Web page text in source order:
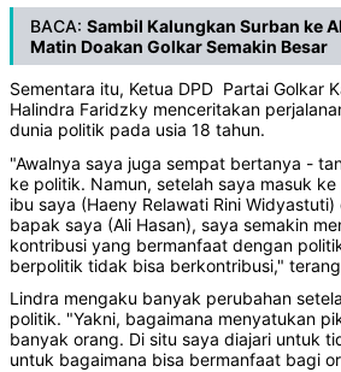
BACA: Sambil Kalungkan Surban ke
Matin Doakan Golkar Semakin Besar
Sementara itu, Ketua DPD Partai Golkar
Halindra Faridzky menceritakan
dunia politik pada usia 18 tahun.
"Awalnya saya juga sempat bertanya -
ke politik. Namun, setelah saya masuk
ibu saya (Haeny Relawati Rini
bapak saya (Ali Hasan), saya semakin
kontribusi yang bermanfaat dengan
berpolitik tidak bisa berkontribusi,"
Lindra mengaku banyak perubahan
politik. "Yakni, bagaimana menyatukan
banyak orang. Di situ saya diajari untuk
untuk bagaimana bisa bermanfaat bagi